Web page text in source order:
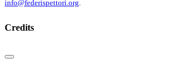
info@federispettori.org
Credits